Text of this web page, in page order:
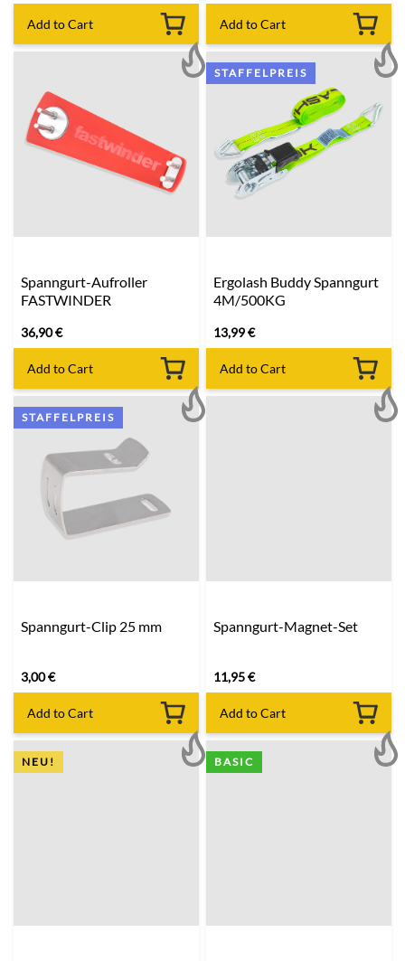
Add to Cart Add to Cart
Spanngurt-Aufroller
FASTWINDER
36,90€
Add to Cart
STAFFELPREIS
Ergolash Buddy Spanngurt
4M/500KG
13,99€
Add to Cart
STAFFELPREIS
Spanngurt-Clip 25 mm
3,00€
Add to Cart
Spanngurt-Magnet-Set
11,95€
Add to Cart
NEU! BASIC